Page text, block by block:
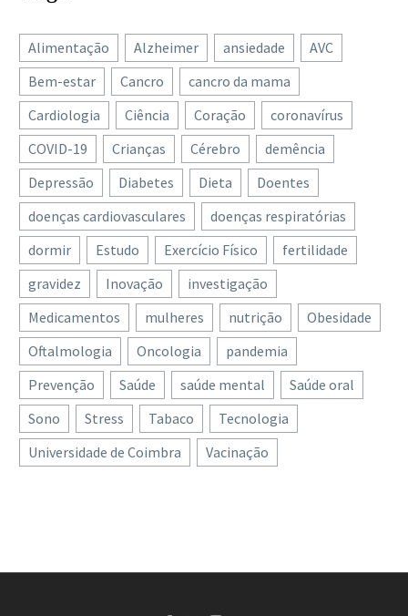
Alimentação Alzheimer ansiedade
AVC
Bem-estar
Cancro
cancro da mama
Cardiologia
Ciência Coração
coronavírus
COVID-19
Crianças Cérebro
demência
Depressão
Diabetes Dieta
Doentes
doenças cardiovasculares
doenças respiratórias
dormir
Estudo Exercício Físico
fertilidade
gravidez
Inovação
investigação
Medicamentos
mulheres nutrição
Obesidade
Oftalmologia
Oncologia
pandemia
Prevenção
Saúde saúde mental
Saúde oral
Sono
Stress Tabaco
Tecnologia
Universidade de Coimbra
Vacinação